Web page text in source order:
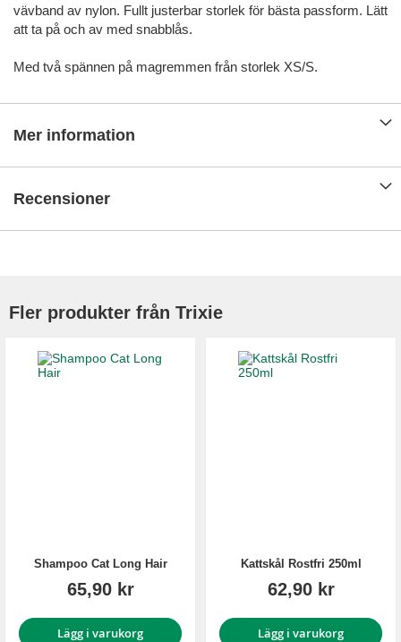
vävband av nylon. Fullt justerbar storlek för bästa passform. Lätt
att ta på och av med snabblås.
Med två spännen på magremmen från storlek XS/S.
Mer information
Recensioner
Fler produkter från Trixie
Shampoo Cat Long Hair
65,90 kr
Lägg i varukorg
Kattskål Rostfri 250ml
62,90 kr
Lägg i varukorg